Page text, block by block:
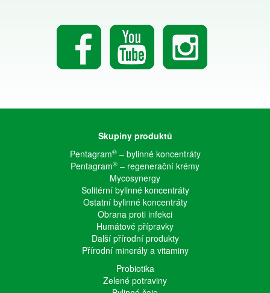
Skupiny produktů
Pentagram®– bylinné koncentráty
Pentagram® – regenerační krémy
Mycosynergy
Solitérní bylinné koncentráty
Ostatní bylinné koncentráty
Obrana proti infekci
Humátové přípravky
Další přírodní produkty
Přírodní minerály a vitaminy
Probiotika
Zelené potraviny